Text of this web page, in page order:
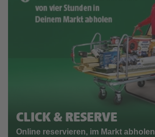
CLICK & RESERVE
Online reservieren, im Markt abholen